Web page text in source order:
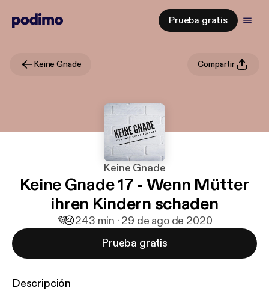
Prueba gratis
Keine Gnade Compartir
Keine Gnade
Keine Gnade 17 - Wenn Mütter
ihren Kindern schaden
💜😢243 min · 29 de ago de 2020
Prueba gratis
Descripción